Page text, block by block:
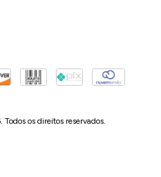
os direitos reservados.